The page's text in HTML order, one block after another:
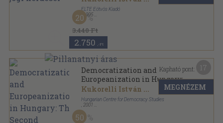
ELTE Eötvös Kiadó
, 1995
Tűzött kötés
3.440 Ft
20
2.750 ,-Ft
Democratization and
Europeanization in Hungary:
The Second Parliament (1994-
1998)
Kukorelli István ...
Hungarian Centre for Democracy Studies
2001
Ragasztott papírkötés
50
Kapható pont:
MEGNÉZEM